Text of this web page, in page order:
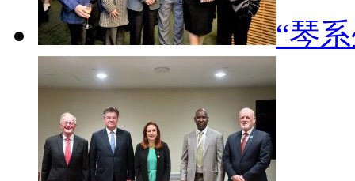
“琴